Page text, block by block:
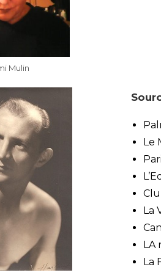
Mulin
Le
La
LA
La